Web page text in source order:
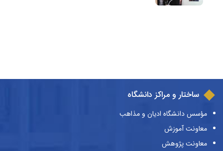
ساختار و مراکز دانشگاه
مؤسس دانشگاه ادیان و مذاهب
معاونت آموزش
معاونت پژوهش